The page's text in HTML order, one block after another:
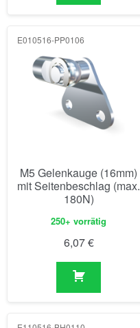
E010516-PP0106
M5 Gelenkauge (16mm)
mit Seitenbeschlag (max.
180N)
250+ vorrätig
6,07€